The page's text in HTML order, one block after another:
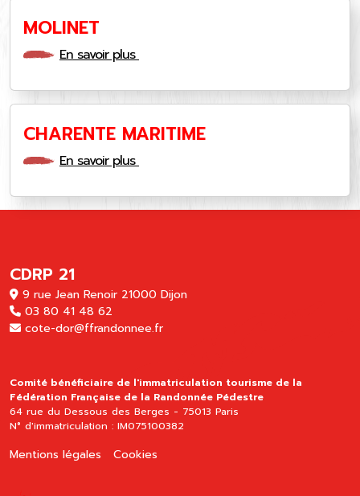
MOLINET
En savoir plus
CHARENTE MARITIME
En savoir plus
CDRP 21
9 rue Jean Renoir 21000 Dijon
03 80 41 48 62
cote-dor@ffrandonnee.fr
Comité bénéficiaire de l'immatriculation tourisme de la
Fédération Française de la Randonnée Pédestre
64 rue du Dessous des Berges - 75013 Paris
N° d'immatriculation : IM075100382
Mentions légales Cookies